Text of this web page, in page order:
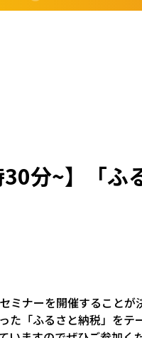
分~】「ふ
ミナーを開催することが
た「ふるさと納税」をテ